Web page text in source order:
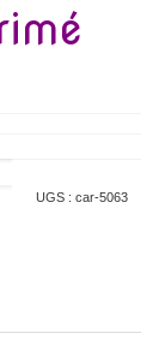
UGS : car-5063